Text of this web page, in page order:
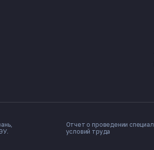
Отчет о проведении
условий труда